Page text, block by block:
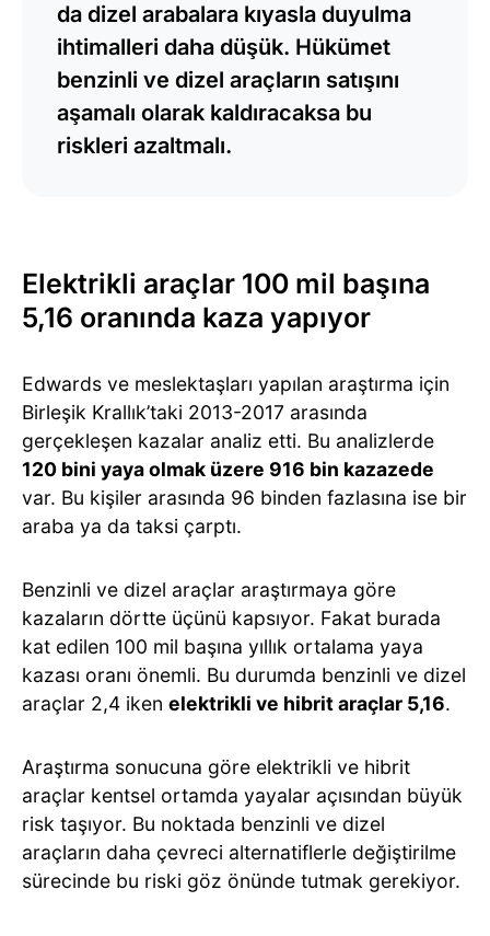
da dizel arabalara kıyasla duyulma
ihtimalleri daha düşük. Hükümet
benzinli ve dizel araçların satışını
aşamalı olarak kaldıracaksa bu
riskleri azaltmalı.
Elektrikli araçlar 100 mil başına
5,16 oranında kaza yapıyor
Edwards ve meslektaşları yapılan araştırma için
Birleşik Krallık’taki 2013-2017 arasında
gerçekleşen kazalar analiz etti. Bu analizlerde
120 bini yaya olmak üzere 916 bin kazazede
var. Bu kişiler arasında 96 binden fazlasına ise bir
araba ya da taksi çarptı.
Benzinli ve dizel araçlar araştırmaya göre
kazaların dörtte üçünü kapsıyor. Fakat burada
kat edilen 100 mil başına yıllık ortalama yaya
kazası oranı önemli. Bu durumda benzinli ve dizel
araçlar 2,4 iken elektrikli ve hibrit araçlar 5,16.
Araştırma sonucuna göre elektrikli ve hibrit
araçlar kentsel ortamda yayalar açısından büyük
risk taşıyor. Bu noktada benzinli ve dizel
araçların daha çevreci alternatiflerle değiştirilme
sürecinde bu riski göz önünde tutmak gerekiyor.